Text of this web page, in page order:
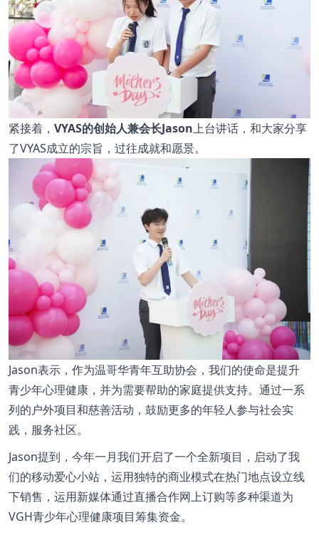
紧接着， VYAS的创始人兼会长Jason上台讲话，和大家分享
了VYAS成立的宗旨，过往成就和愿景。
Jason表示，作为温哥华青年互助协会，我们的使命是提升
青少年心理健康，并为需要帮助的家庭提供支持。通过一系
列的户外项目和慈善活动，鼓励更多的年轻人参与社会实
践，服务社区。
Jason提到，今年一月我们开启了一个全新项目，启动了我
们的移动爱心小站，运用独特的商业模式在热门地点设立线
下销售，运用新媒体通过直播合作网上订购等多种渠道为
VGH青少年心理健康项目筹集资金。